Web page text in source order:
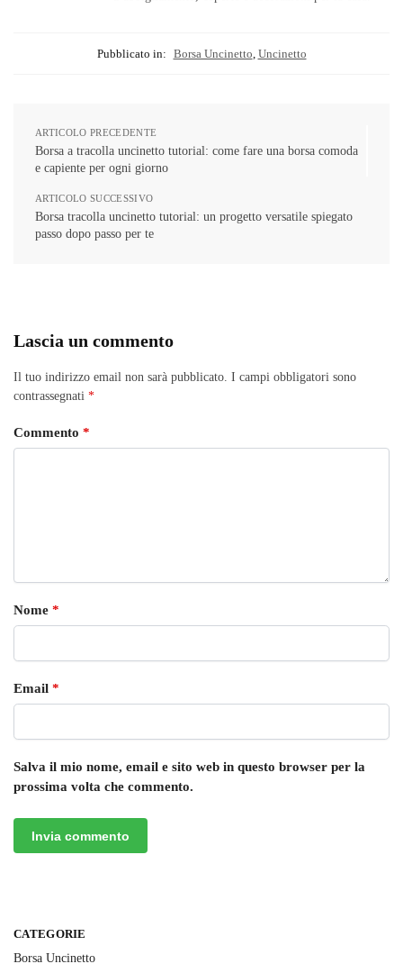
Pubblicato in: Borsa Uncinetto Uncinetto
ARTICOLO PRECEDENTE
Borsa a tracolla uncinetto tutorial: come fare una borsa comoda
e capiente per ogni giorno
ARTICOLO SUCCESSIVO
Borsa tracolla uncinetto tutorial: un progetto versatile spiegato
passo dopo passo per te
Lascia un commento
Il tuo indirizzo email non sarà pubblicato. I campi obbligatori sono
contrassegnati *
Commento *
Nome *
Email *
Salva il mio nome, email e sito web in questo browser per la
prossima volta che commento.
CATEGORIE
Borsa Uncinetto